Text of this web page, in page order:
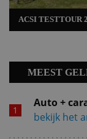
ACSI TESTTOUR
MEEST
Auto +
bekijk het